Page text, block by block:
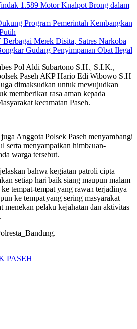
1.589 Motor Knalpot Brong dalam
Program Pemerintah Kembangkan
Merek Disita, Satres Narkoba
Gudang Penyimpanan Obat Ilegal
Pol Aldi Subartono S.H., S.I.K.,
Paseh AKP Hario Edi Wibowo S.H
dimaksudkan untuk mewujudkan
memberikan rasa aman kepada
kecamatan Paseh.
Anggota Polsek Paseh menyambangi
serta menyampaikan himbauan-
warga tersebut.
bahwa kegiatan patroli cipta
setiap hari baik siang maupun malam
tempat-tempat yang rawan terjadinya
ke tempat yang sering masyarakat
menekan pelaku kejahatan dan aktivitas
PASEH